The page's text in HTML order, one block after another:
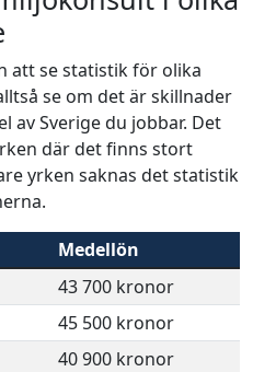
att se statistik för olika
se om det är skillnader
av Sverige du jobbar. Det
där det finns stort
yrken saknas det statistik
Medellön
43 700 kronor
45 500 kronor
40 900 kronor